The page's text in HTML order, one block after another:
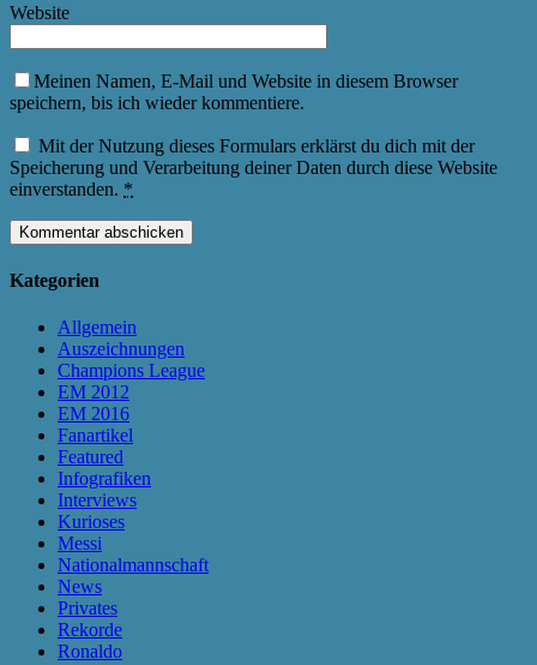
Website
Meinen Namen, E-Mail und Website in diesem Browser
speichern, bis ich wieder kommentiere.
Mit der Nutzung dieses Formulars erklärst du dich mit der
Speicherung und Verarbeitung deiner Daten durch diese Website
einverstanden. *
Kategorien
Allgemein
Auszeichnungen
Champions League
EM 2012
EM 2016
Fanartikel
Featured
Infografiken
Interviews
Kurioses
Messi
Nationalmannschaft
News
Privates
Rekorde
Ronaldo